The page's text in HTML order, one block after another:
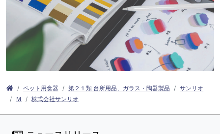
ペット用食器 第２１類 台所用品、ガラス・陶器製品
サンリオ
Ｍ
株式会社サンリオ